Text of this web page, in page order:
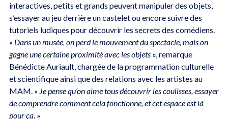
interactives, petits et grands peuvent manipuler des objets,
s’essayer au jeu derrière un castelet ou encore suivre des
tutoriels ludiques pour découvrir les secrets des comédiens.
« Dans un musée, on perd le mouvement du spectacle, mais on
gagne une certaine proximité avec les objets», remarque
Bénédicte Auriault, chargée de la programmation culturelle
et scientifique ainsi que des relations avec les artistes au
MAM. « Je pense qu’on aime tous découvrir les coulisses, essayer
de comprendre comment cela fonctionne, et cet espace est là
pour ça. »